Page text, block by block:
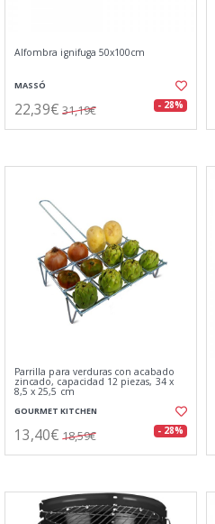
Alfombra ignifuga 50x100cm
MASSÓ
22,39€ 31,19€ - 28%
Parrilla para verduras con acabado
zincado, capacidad 12 piezas, 34 x
8,5 x 25,5 cm
GOURMET KITCHEN
13,40€ 18,59€ - 28%